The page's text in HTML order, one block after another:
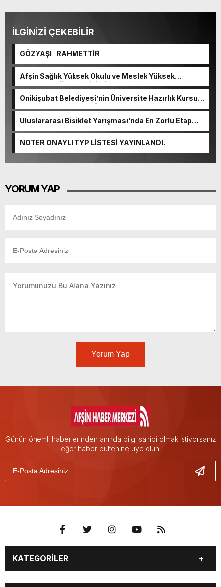
İLGİNİZİ ÇEKEBİLİR
GÖZYAŞI RAHMETTİR
Afşin Sağlık Yüksek Okulu ve Meslek Yüksek
Okulunda görev değişimi!
Onikişubat Belediyesi’nin Üniversite Hazırlık Kursu
başvurularında son gün 7 Ağustos.
Uluslararası Bisiklet Yarışması’nda En Zorlu Etap
NOTER ONAYLI TYP LİSTESİ YAYINLANDI.
YORUM YAP
Yorum Yap
Günün önemli haberlerinden anında bilgi sahibi olmak istiyorsanız
eğer haber bültenine üye olun.
KATEGORİLER
EĞİTİM EKONOMİ